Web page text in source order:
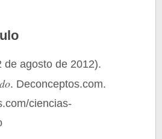
de agosto de 2012).
. Deconceptos.com.
ciencias-